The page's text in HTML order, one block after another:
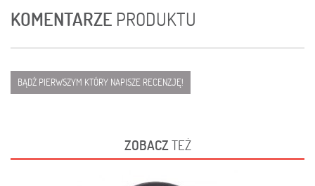
KOMENTARZE PRODUKTU
BĄDŹ PIERWSZYM KTÓRY NAPISZE RECENZJĘ!
ZOBACZTEŻ